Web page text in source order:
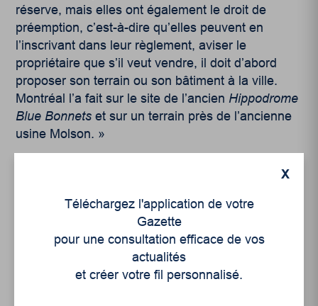
réserve, mais elles ont également le droit de
préemption, c’est-à-dire qu’elles peuvent en
l’inscrivant dans leur règlement, aviser le
propriétaire que s’il veut vendre, il doit d’abord
proposer son terrain ou son bâtiment à la ville.
Montréal l’a fait sur le site de l’ancien Hippodrome
Blue Bonnets et sur un terrain près de l’ancienne
usine Molson. »
Aussi appelé propriété à capitalisation partagée,
ce type d’habitation permet à une collectivité
d’investir une mise de fonds entre 20 à 40 % sur
une maison et lorsqu’un ménage souhaite devenir
propriétaire, il investit le reste et partage ainsi la
X
Téléchargez l'application de votre
Gazette
pour une consultation efficace de vos
actualités
et créer votre fil personnalisé.